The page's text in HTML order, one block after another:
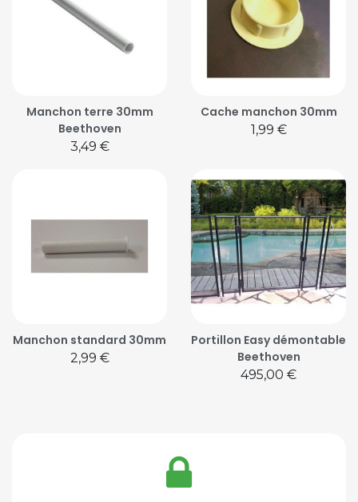
Manchon terre 30mm
Beethoven
Prix
3,49 €
Cache manchon 30mm
Prix
1,99 €
Manchon standard 30mm
Prix
2,99 €
Portillon Easy démontable
Beethoven
Prix
495,00 €